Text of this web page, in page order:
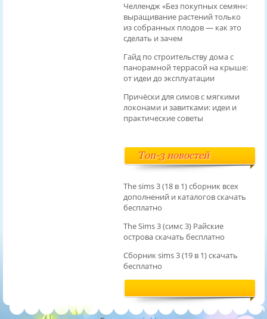
Челлендж «Без покупных семян»:
выращивание растений только
из собранных плодов — как это
сделать и зачем
Гайд по строительству дома с
панорамной террасой на крыше:
от идеи до эксплуатации
Причёски для симов с мягкими
локонами и завитками: идеи и
практические советы
Топ-3 новостей
The sims 3 (18 в 1) сборник всех
дополнений и каталогов скачать
бесплатно
The Sims 3 (симс 3) Райские
острова скачать бесплатно
Сборник sims 3 (19 в 1) скачать
бесплатно